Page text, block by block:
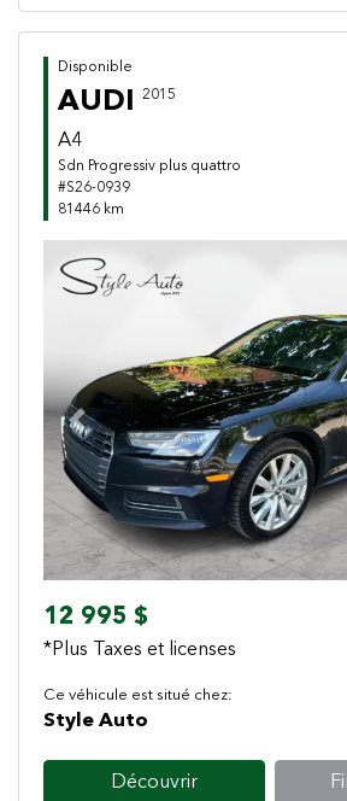
Disponible
AUDI 2015
A4
Sdn Progressiv plus quattro
#S26-0939
81446 km
Previous
12 995 $
*Plus Taxes et licenses
Ce véhicule est situé chez:
Style Auto
Découvrir